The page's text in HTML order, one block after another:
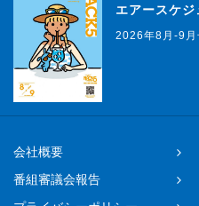
エアースケジ
2026年8月-9月
会社概要
番組審議会報告